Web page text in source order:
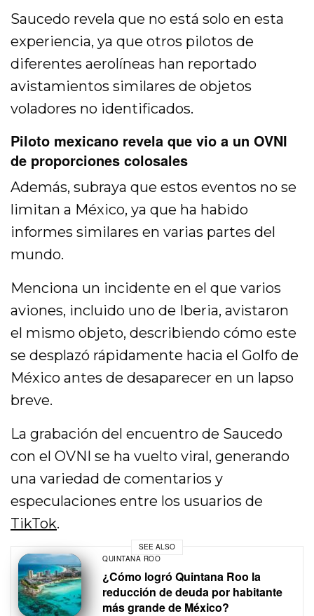
Saucedo revela que no está solo en esta
experiencia, ya que otros pilotos de
diferentes aerolíneas han reportado
avistamientos similares de objetos
voladores no identificados.
Piloto mexicano revela que vio a un OVNI
de proporciones colosales
Además, subraya que estos eventos no se
limitan a México, ya que ha habido
informes similares en varias partes del
mundo.
Menciona un incidente en el que varios
aviones, incluido uno de Iberia, avistaron
el mismo objeto, describiendo cómo este
se desplazó rápidamente hacia el Golfo de
México antes de desaparecer en un lapso
breve.
La grabación del encuentro de Saucedo
con el OVNI se ha vuelto viral, generando
una variedad de comentarios y
especulaciones entre los usuarios de
TikTok.
SEE ALSO
QUINTANA ROO
¿Cómo logró Quintana Roo la
reducción de deuda por habitante
más grande de México?